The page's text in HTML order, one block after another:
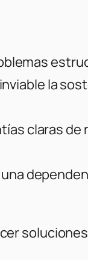
la
claras de